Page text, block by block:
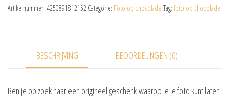
Artikelnummer: 4250891812152 Categorie: Foto op chocolade Tag: foto op chocolade
BESCHRIJVING BEOORDELINGEN (0)
Ben je op zoek naar een origineel geschenk waarop je je foto kunt laten